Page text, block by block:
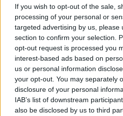
If you wish to opt-out of the sale,
processing of your personal or
targeted advertising by us, please
section to confirm your selection.
opt-out request is processed you
interest-based ads based on
us or personal information
your opt-out. You may separately
disclosure of your personal
IAB’s list of downstream
also be disclosed by us to third
de un șoc atunci când a
care o iubește extrem
susține că, după...